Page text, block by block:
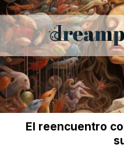
El reencuentro